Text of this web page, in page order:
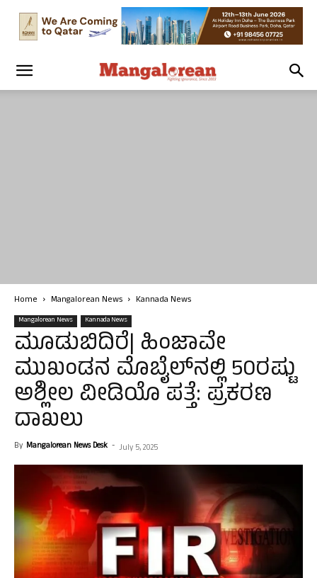
Home Mangalorean News Kannada News
Mangalorean News Kannada News
ಮೂಡುಬಿದಿರೆ| ಹಿಂಜಾವೇ
ಮುಖಂಡನ ಮೊಬೈಲ್‌ನಲ್ಲಿ 50ರಷ್ಟು
ಅಶ್ಲೀಲ ವೀಡಿಯೊ ಪತ್ತೆ: ಪ್ರಕರಣ
ದಾಖಲು
By Mangalorean News Desk - July 5, 2025